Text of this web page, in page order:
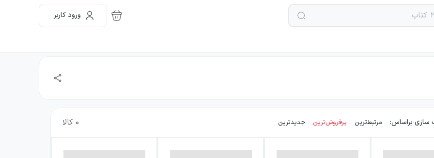
ورود کاربر
سازی براساس: مرتبط‌ترین پرفروش‌ترین جدیدترین 0 کالا